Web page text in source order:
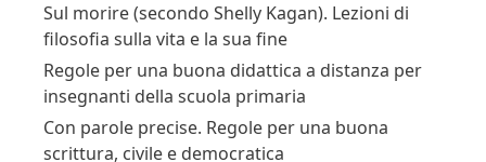
Sul morire (secondo Shelly Kagan). Lezioni di
filosofia sulla vita e la sua fine
Regole per una buona didattica a distanza per
insegnanti della scuola primaria
Con parole precise. Regole per una buona
scrittura, civile e democratica